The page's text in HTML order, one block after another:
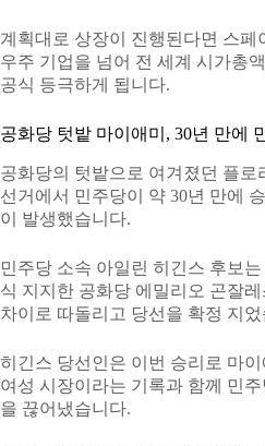
계획대로 상장이 진행된다면 스
우주 기업을 넘어 전 세계 시가총
공식 등극하게 됩니다.
공화당 텃밭 마이애미, 30년 만에
공화당의 텃밭으로 여겨졌던 플로
선거에서 민주당이 약 30년 만에
이 발생했습니다.
민주당 소속 아일린 히긴스 후보
식 지지한 공화당 에밀리오 곤잘레
차이로 따돌리고 당선을 확정 지
히긴스 당선인은 이번 승리로 마
여성 시장이라는 기록과 함께 민
을 끊어냈습니다.